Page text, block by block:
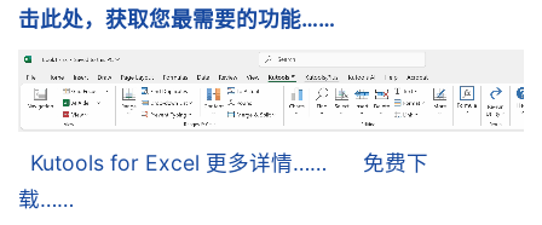
击此处，获取您最需要的功能……
Kutools for Excel 更多详情……
免费下
载……